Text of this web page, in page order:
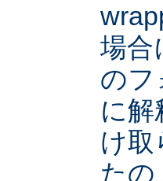
場合
のフ
に解
け取
たの